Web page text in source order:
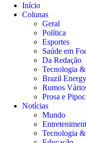
Início
Colunas
Geral
Política
Esportes
Saúde em
Da Redação
Tecnologia
Brazil Energy
Rumos
Prosa e
Notícias
Mundo
Tecnologia